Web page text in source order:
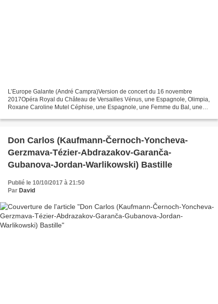
L’Europe Galante (André Campra)Version de concert du 16 novembre
2017Opéra Royal du Château de Versailles Vénus, une Espagnole, Olimpia,
Roxane Caroline Mutel Céphise, une Espagnole, une Femme du Bal, une
Don Carlos (Kaufmann-Černoch-Yoncheva-
Gerzmava-Tézier-Abdrazakov-Garanča-
Gubanova-Jordan-Warlikowski) Bastille
Publié le 10/10/2017 à 21:50
Par David